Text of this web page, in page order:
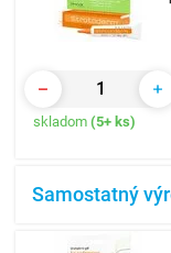
skladom (5+ ks)
Samostatný